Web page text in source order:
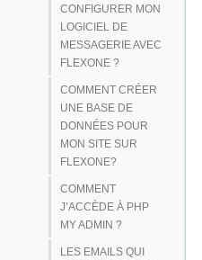
CONFIGURER MON
LOGICIEL DE
MESSAGERIE AVEC
FLEXONE ?
COMMENT CRÉER
UNE BASE DE
DONNÉES POUR
MON SITE SUR
FLEXONE?
COMMENT
J’ACCÈDE À PHP
MY ADMIN ?
LES EMAILS QUI